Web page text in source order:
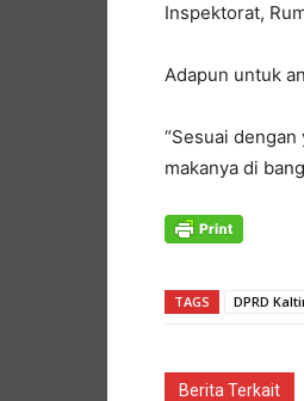
Inspektorat,
Adapun untuk
“Sesuai
makanya di
TAGS DPRD
Berita Terkait